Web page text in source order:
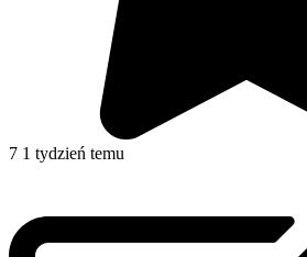
7 1 tydzień temu